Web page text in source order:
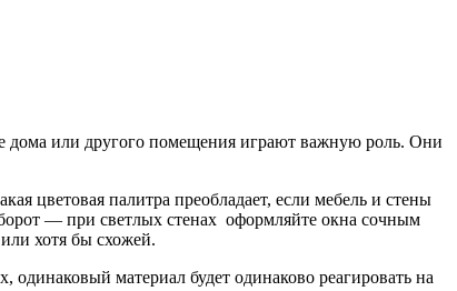
дома или другого помещения играют важную роль. Они
цветовая палитра преобладает, если мебель и стены
— при светлых стенах оформляйте окна сочным
хотя бы схожей.
материал будет одинаково реагировать на